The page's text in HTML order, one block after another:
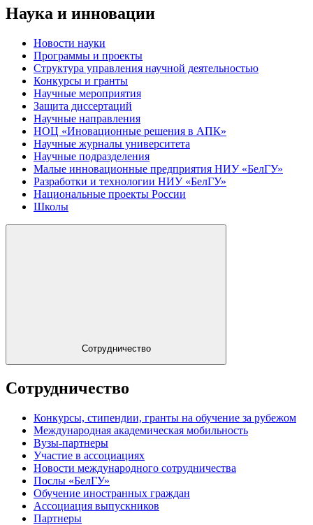
Наука и инновации
Новости науки
Программы и проекты
Структура управления научной деятельностью
Конкурсы и гранты
Научные мероприятия
Защита диссертаций
Научные направления
НОЦ «Иновационные решения в АПК»
Научные журналы университета
Научные подразделения
Малые инновационные предприятия НИУ «БелГУ»
Разработки и технологии НИУ «БелГУ»
Национальные проекты России
Школы
Сотрудничество
Сотрудничество
Конкурсы, стипендии, гранты на обучение за рубежом
Международная академическая мобильность
Вузы-партнеры
Участие в ассоциациях
Новости международного сотрудничества
Послы «БелГУ»
Обучение иностранных граждан
Ассоциация выпускников
Партнеры